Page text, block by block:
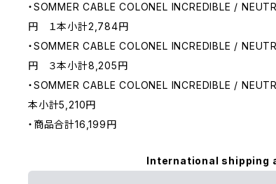
・SOMMER CABLE COLONEL INCREDIBLE /
円 １本小計2,784円
・SOMMER CABLE COLONEL INCREDIBLE /
円 ３本小計8,205円
・SOMMER CABLE COLONEL INCREDIBLE /
本小計5,210円
・商品合計16,199円
International shipping